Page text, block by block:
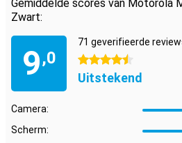
Gemiddelde scores van Motorola
Zwart:
9,0
71 geverifieerde
4.5 sterren
Uitstekend
Camera:
Scherm: